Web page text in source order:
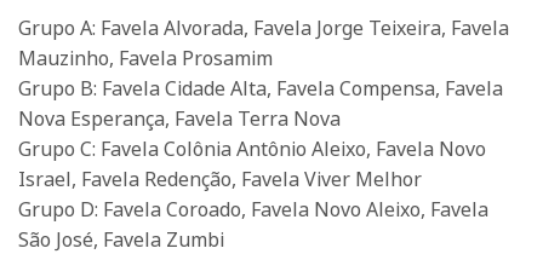
Grupo A: Favela Alvorada, Favela Jorge Teixeira, Favela
Mauzinho, Favela Prosamim
Grupo B: Favela Cidade Alta, Favela Compensa, Favela
Nova Esperança, Favela Terra Nova
Grupo C: Favela Colônia Antônio Aleixo, Favela Novo
Israel, Favela Redenção, Favela Viver Melhor
Grupo D: Favela Coroado, Favela Novo Aleixo, Favela
São José, Favela Zumbi